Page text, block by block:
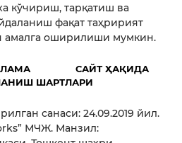
кўчириш, тарқатиш ва
фақат таҳририят
амалга оширилиши мумкин.
САЙТ ҲАҚИДА
ШАРТЛАРИ
санаси: 24.09.2019 йил.
МЧЖ. Манзил: